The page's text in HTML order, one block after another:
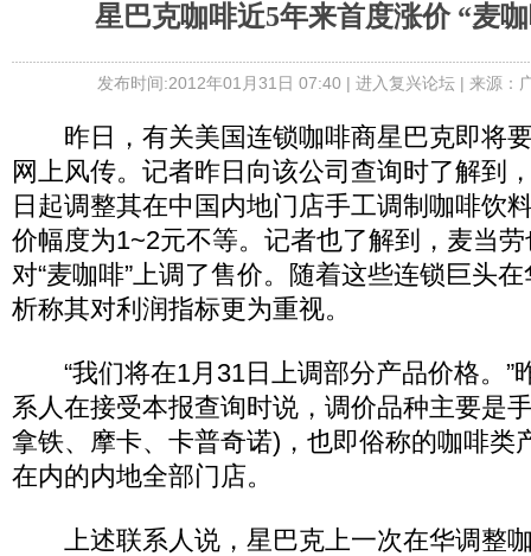
星巴克咖啡近5年来首度涨价 “麦
发布时间:2012年01月31日 07:40 | 进入复兴论坛| 来源：
昨日，有关美国连锁咖啡商星巴克即将
网上风传。记者昨日向该公司查询时了解到
日起调整其在中国内地门店手工调制咖啡饮
价幅度为1~2元不等。记者也了解到，麦当
对“麦咖啡”上调了售价。随着这些连锁巨头
析称其对利润指标更为重视。
“我们将在1月31日上调部分产品价格。”
系人在接受本报查询时说，调价品种主要是
拿铁、摩卡、卡普奇诺)，也即俗称的咖啡类
在内的内地全部门店。
上述联系人说，星巴克上一次在华调整